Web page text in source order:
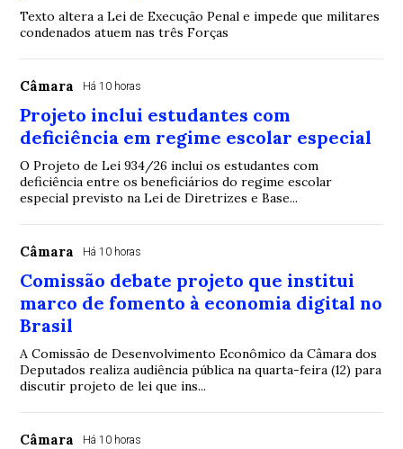
Texto altera a Lei de Execução Penal e impede que militares
condenados atuem nas três Forças
Câmara Há 10 horas
Projeto inclui estudantes com
deficiência em regime escolar especial
O Projeto de Lei 934/26 inclui os estudantes com
deficiência entre os beneficiários do regime escolar
especial previsto na Lei de Diretrizes e Base...
Câmara Há 10 horas
Comissão debate projeto que institui
marco de fomento à economia digital no
Brasil
A Comissão de Desenvolvimento Econômico da Câmara dos
Deputados realiza audiência pública na quarta-feira (12) para
discutir projeto de lei que ins...
Câmara Há 10 horas